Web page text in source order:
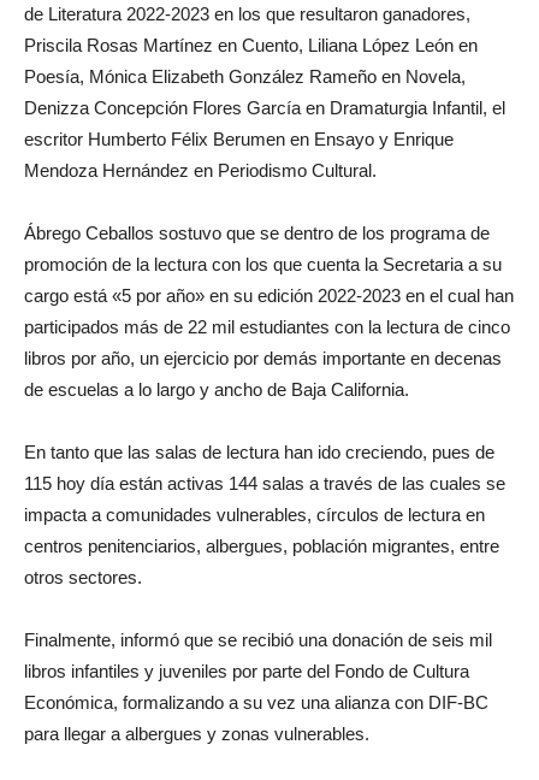
de Literatura 2022-2023 en los que resultaron ganadores,
Priscila Rosas Martínez en Cuento, Liliana López León en
Poesía, Mónica Elizabeth González Rameño en Novela,
Denizza Concepción Flores García en Dramaturgia Infantil, el
escritor Humberto Félix Berumen en Ensayo y Enrique
Mendoza Hernández en Periodismo Cultural.
Ábrego Ceballos sostuvo que se dentro de los programa de
promoción de la lectura con los que cuenta la Secretaria a su
cargo está «5 por año» en su edición 2022-2023 en el cual han
participados más de 22 mil estudiantes con la lectura de cinco
libros por año, un ejercicio por demás importante en decenas
de escuelas a lo largo y ancho de Baja California.
En tanto que las salas de lectura han ido creciendo, pues de
115 hoy día están activas 144 salas a través de las cuales se
impacta a comunidades vulnerables, círculos de lectura en
centros penitenciarios, albergues, población migrantes, entre
otros sectores.
Finalmente, informó que se recibió una donación de seis mil
libros infantiles y juveniles por parte del Fondo de Cultura
Económica, formalizando a su vez una alianza con DIF-BC
para llegar a albergues y zonas vulnerables.